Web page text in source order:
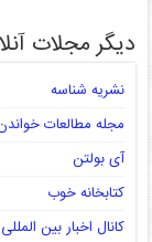
دیگر مجلات
نشریه شناسه
مجله مطالعات
آی بولتن
کتابخانه خوب
کانال اخبار بین